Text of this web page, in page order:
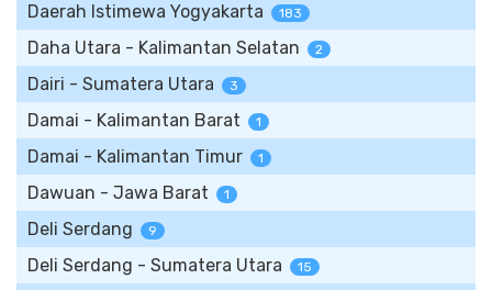
Daerah Istimewa Yogyakarta 183
Daha Utara - Kalimantan Selatan 2
Dairi - Sumatera Utara 3
Damai - Kalimantan Barat 1
Damai - Kalimantan Timur 1
Dawuan - Jawa Barat 1
Deli Serdang 9
Deli Serdang - Sumatera Utara 15